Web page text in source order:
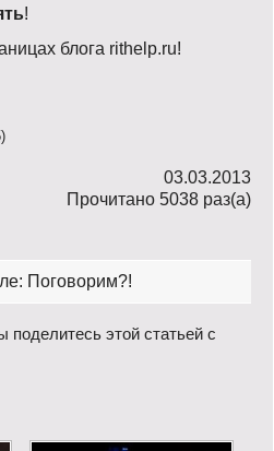
!
блога rithelp.ru!
03.03.2013
Прочитано 5038 раз(a)
Поговорим?!
поделитесь этой статьей с